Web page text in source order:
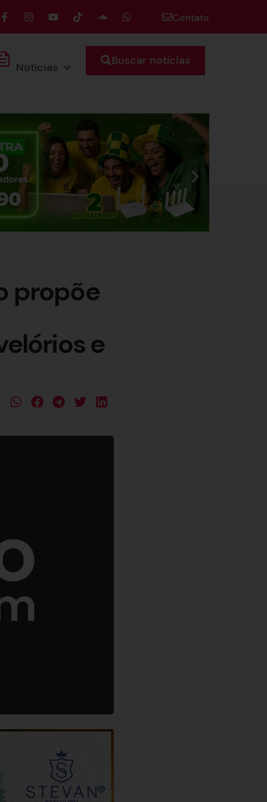
Contato
Notícias Buscar notícias
propõe
e